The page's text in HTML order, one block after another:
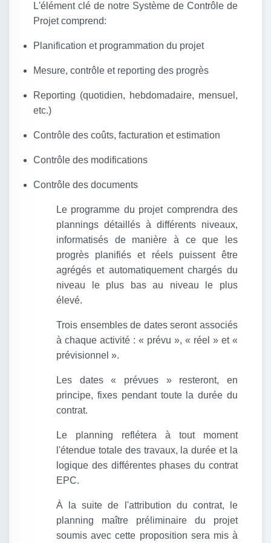
L'élément clé de notre Système de Contrôle de
Projet comprend:
Planification et programmation du projet
Mesure, contrôle et reporting des progrès
Reporting (quotidien, hebdomadaire, mensuel,
etc.)
Contrôle des coûts, facturation et estimation
Contrôle des modifications
Contrôle des documents
Le programme du projet comprendra des
plannings détaillés à différents niveaux,
informatisés de manière à ce que les
progrès planifiés et réels puissent être
agrégés et automatiquement chargés du
niveau le plus bas au niveau le plus
élevé.
Trois ensembles de dates seront associés
à chaque activité : « prévu », « réel » et «
prévisionnel ».
Les dates « prévues » resteront, en
principe, fixes pendant toute la durée du
contrat.
Le planning reflétera à tout moment
l'étendue totale des travaux, la durée et la
logique des différentes phases du contrat
EPC.
À la suite de l'attribution du contrat, le
planning maître préliminaire du projet
soumis avec cette proposition sera mis à